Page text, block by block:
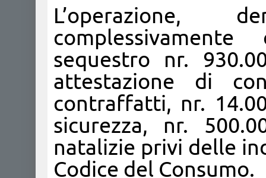
L’operazione,
sequestro nr.
attestazione di
contraffatti, nr.
sicurezza, nr.
natalizie privi delle
Codice del Consumo.